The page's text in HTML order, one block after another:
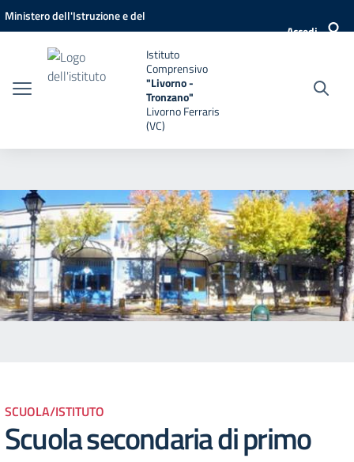
Vai ai contenuti
Vai al menu di navigazione
Vai al footer
Ministero dell'Istruzione e del
Accedi
Istituto
Comprensivo
"Livorno -
Tronzano"
Livorno Ferraris
(VC)
SCUOLA/ISTITUTO
Scuola secondaria di primo